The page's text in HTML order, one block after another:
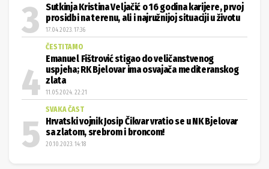
Sutkinja Kristina Veljačić o 16 godina karijere, prvoj
prosidbi na terenu, ali i najružnijoj situaciji u životu
17.04.2023. 17:36
ČESTITAMO
Emanuel Fištrović stigao do veličanstvenog
uspjeha; RK Bjelovar ima osvajača mediteranskog
zlata
11.05.2024. 22:21
SVAKA ČAST
Hrvatski vojnik Josip Čikvar vratio se u NK Bjelovar
sa zlatom, srebrom i broncom!
20.10.2023. 14:18